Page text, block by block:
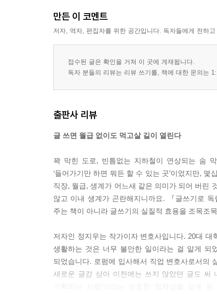
만든 이 코멘트
저자, 역자, 편집자를 위한 공간입니다. 독자들에게 전하
접수된 글은 확인을 거쳐 이 곳에 게재됩니다.
독자 분들의 리뷰는 리뷰 쓰기를, 책에 대한 문의는
출판사 리뷰
글 쓰면 월급 없이도 먹고살 길이 열린다
꽉 막힌 도로, 빈틈없는 지하철이 연상되는 숨
‘들어가기만 하면 뭐든 할 수 있는 곳’이었지만,
직장, 월급, 생계가 어느새 같은 의미가 되어 버린
않고 이내 생계가 곤란해지니까요. 『글쓰기로
주는 책이 아니라 글쓰기의 실질적 효용을 조목조
저자인 정지우는 작가이자 변호사입니다. 20대
생활하는 것은 너무 불안한 일이라는 걸 알게 되
되었습니다. 로펌에 입사해서 직업 변호사로서의
새로운 글감 삼아 이전에는 쓰지 않았던 글도 써